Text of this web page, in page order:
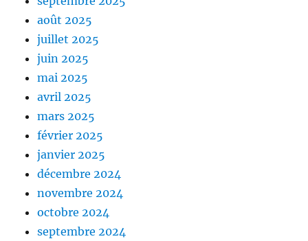
août 2025
juillet 2025
juin 2025
mai 2025
avril 2025
mars 2025
février 2025
janvier 2025
décembre 2024
novembre 2024
octobre 2024
septembre 2024